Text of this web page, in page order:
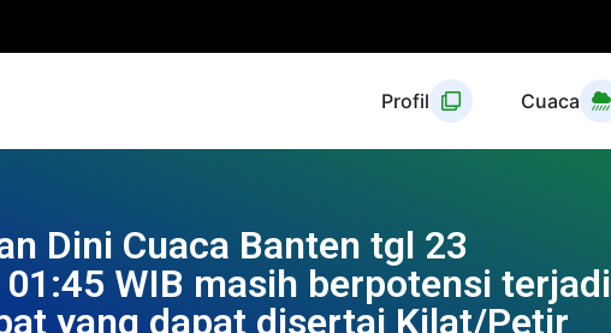
Profil Cuaca
Dini Cuaca Banten tgl 23
WIB masih berpotensi terjadi
yang dapat disertai Kilat/Petir